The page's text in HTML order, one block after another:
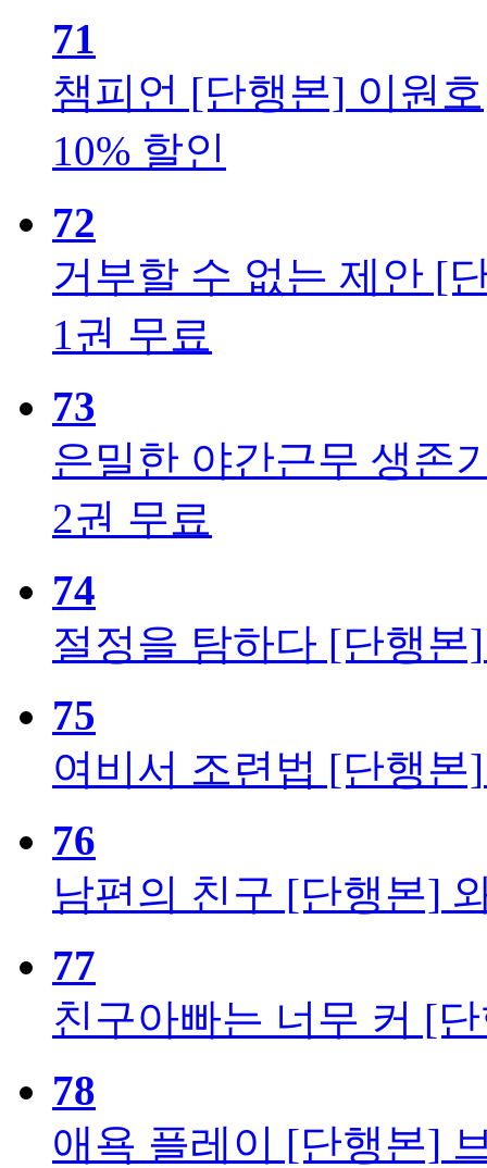
71
챔피언 [단행본] 이원호
10% 할인
72
거부할 수 없는 제안 [
1권 무료
73
은밀한 야간근무 생존
2권 무료
74
절정을 탐하다 [단행본]
75
여비서 조련법 [단행본]
76
남편의 친구 [단행본]
77
친구아빠는 너무 커 [
78
애욕 플레이 [단행본]